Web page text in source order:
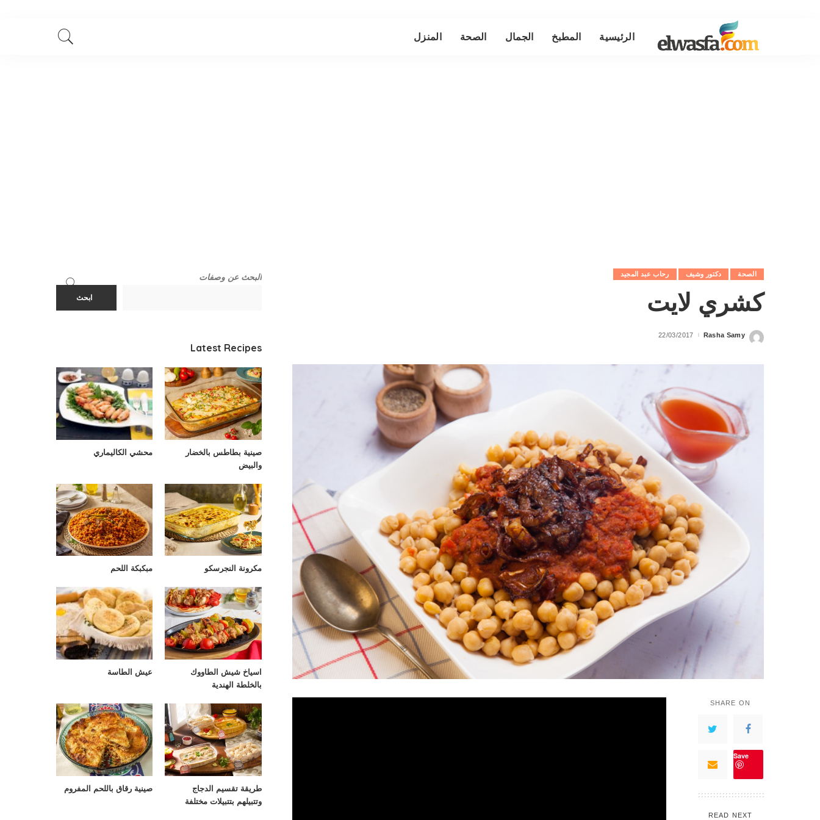
الرئيسية المطبخ الجمال الصحة المنزل
الصحة دكتور وشيف رحاب عبد المجيد
كشري لايت
Posted
Rasha Samy
22/03/2017
SHARE ON
Save
READ NEXT
البحث عن وصفات
ابحث
Latest Recipes
صينية بطاطس بالخضار
والبيض
محشي الكاليماري
مكرونة النجرسكو مبكبكة اللحم
اسياخ شيش الطاووك
بالخلطة الهندية
عيش الطاسة
طريقة تقسيم الدجاج
وتتبيلهم بتتبيلات مختلفة
صينية رقاق باللحم المفروم